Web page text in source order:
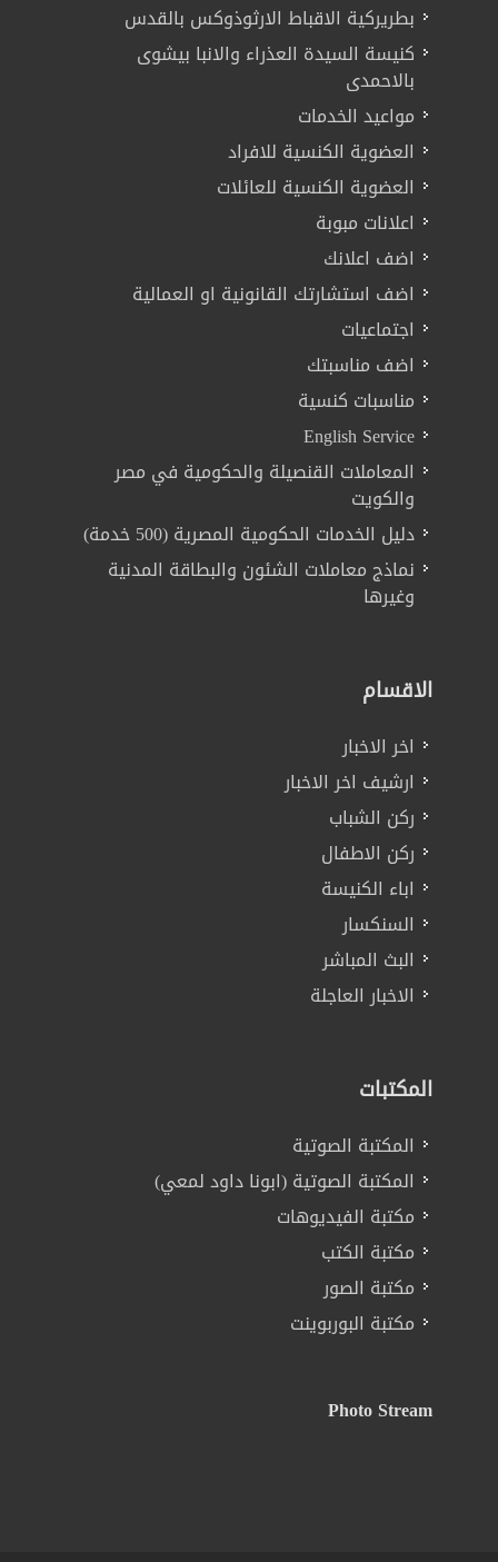
بطريركية الاقباط الارثوذوكس بالقدس
كنيسة السيدة العذراء والانبا بيشوى
بالاحمدى
مواعيد الخدمات
العضوية الكنسية للافراد
العضوية الكنسية للعائلات
اعلانات مبوبة
اضف اعلانك
اضف استشارتك القانونية او العمالية
اجتماعيات
اضف مناسبتك
مناسبات كنسية
English Service
المعاملات القنصيلة والحكومية في مصر
والكويت
دليل الخدمات الحكومية المصرية (500 خدمة)
نماذج معاملات الشئون والبطاقة المدنية
وغيرها
الاقسام
اخر الاخبار
ارشيف اخر الاخبار
ركن الشباب
ركن الاطفال
اباء الكنيسة
السنكسار
البث المباشر
الاخبار العاجلة
المكتبات
المكتبة الصوتية
المكتبة الصوتية (ابونا داود لمعي)
مكتبة الفيديوهات
مكتبة الكتب
مكتبة الصور
مكتبة البوربوينت
Photo Stream